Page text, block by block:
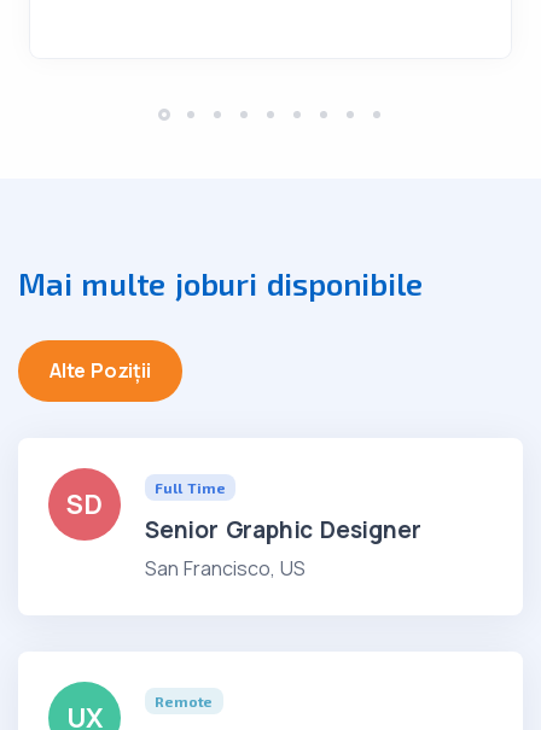
Mai multe joburi disponibile
Alte Poziții
SD Full Time
Senior Graphic Designer
San Francisco, US
UX Remote